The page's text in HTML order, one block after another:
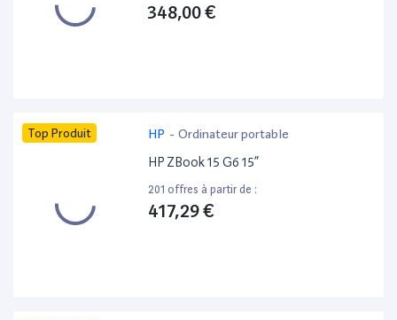
348,00 €
Top Produit HP - Ordinateur portable
HP ZBook 15 G6 15”
201 offres à partir de :
417,29 €